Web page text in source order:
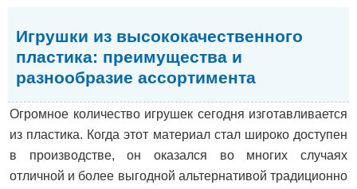
Игрушки из высококачественного
пластика: преимущества и
разнообразие ассортимента
Огромное количество игрушек сегодня изготавливается
из пластика. Когда этот материал стал широко доступен
в производстве, он оказался во многих случаях
отличной и более выгодной альтернативой традиционно